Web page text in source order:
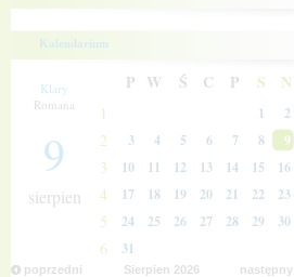
Kalendarium
Klary
Romana
9
sierpien
P W Ś C P S N
1 1 2
2 3 4 5 6 7 8 9
3 10 11 12 13 14 15 16
4 17 18 19 20 21 22 23
5 24 25 26 27 28 29 30
6 31
poprzedni następny
Sierpien 2026